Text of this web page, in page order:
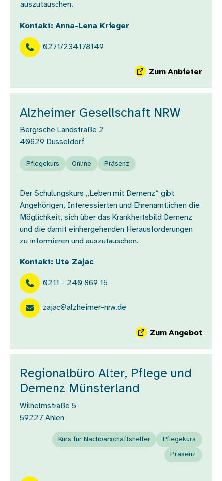
auszutauschen.
Kontakt: Anna-Lena Krieger
0271/234178149
Zum Anbieter
Alzheimer Gesellschaft NRW
Bergische Landstraße 2
40629 Düsseldorf
Pflegekurs Online Präsenz
Der Schulungskurs „Leben mit Demenz“ gibt
Angehörigen, Interessierten und Ehrenamtlichen die
Möglichkeit, sich über das Krankheitsbild Demenz
und die damit einhergehenden Herausforderungen
zu informieren und auszutauschen.
Kontakt: Ute Zajac
0211 - 240 869 15
zajac@alzheimer-nrw.de
Zum Angebot
Regionalbüro Alter, Pflege und
Demenz Münsterland
Wilhelmstraße 5
59227 Ahlen
Kurs für Nachbarschaftshelfer Pflegekurs
Präsenz